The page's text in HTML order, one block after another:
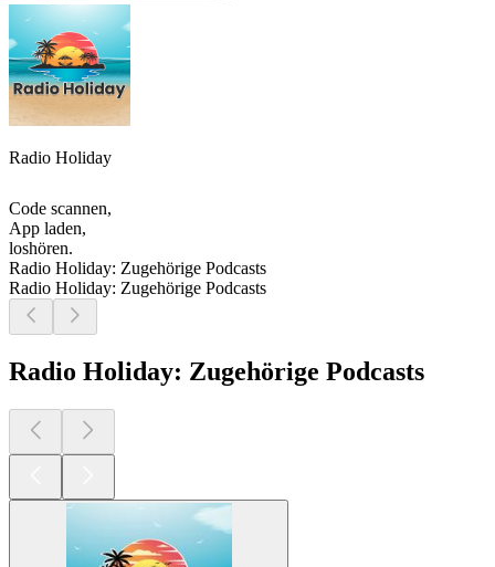
Radio Holiday
Code scannen,
App laden,
loshören.
Radio Holiday: Zugehörige Podcasts
Radio Holiday: Zugehörige Podcasts
Radio Holiday: Zugehörige Podcasts